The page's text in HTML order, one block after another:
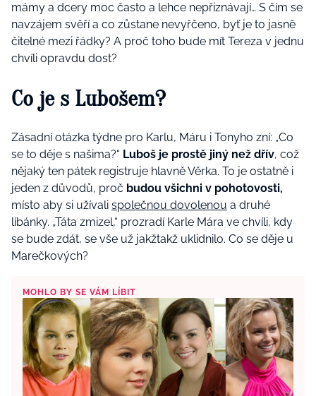
mámy a dcery moc často a lehce nepřiznávají… S čím se
navzájem svěří a co zůstane nevyřčeno, byť je to jasně
čitelné mezi řádky? A proč toho bude mít Tereza v jednu
chvíli opravdu dost?
Co je s Lubošem?
Zásadní otázka týdne pro Karlu, Máru i Tonyho zní: „Co
se to děje s našima?“ Luboš je prostě jiný než dřív, což
nějaký ten pátek registruje hlavně Věrka. To je ostatně i
jeden z důvodů, proč budou všichni v pohotovosti,
místo aby si užívali společnou dovolenou a druhé
líbánky. „Táta zmizel,“ prozradí Karle Mára ve chvíli, kdy
se bude zdát, se vše už jakžtakž uklidnilo. Co se děje u
Marečkových?
MOHLO BY SE VÁM LÍBIT